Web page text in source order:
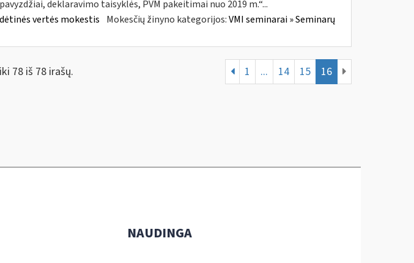
deklaravimo taisyklės, PVM pakeitimai nuo 2019 m.“...
vertės mokestis Mokesčių žinyno kategorijos:VMI seminarai » Seminarų
78 iš 78 irašų. 1 ... 14 15 16
NAUDINGA